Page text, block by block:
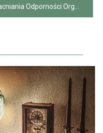
Odporności Organizmu